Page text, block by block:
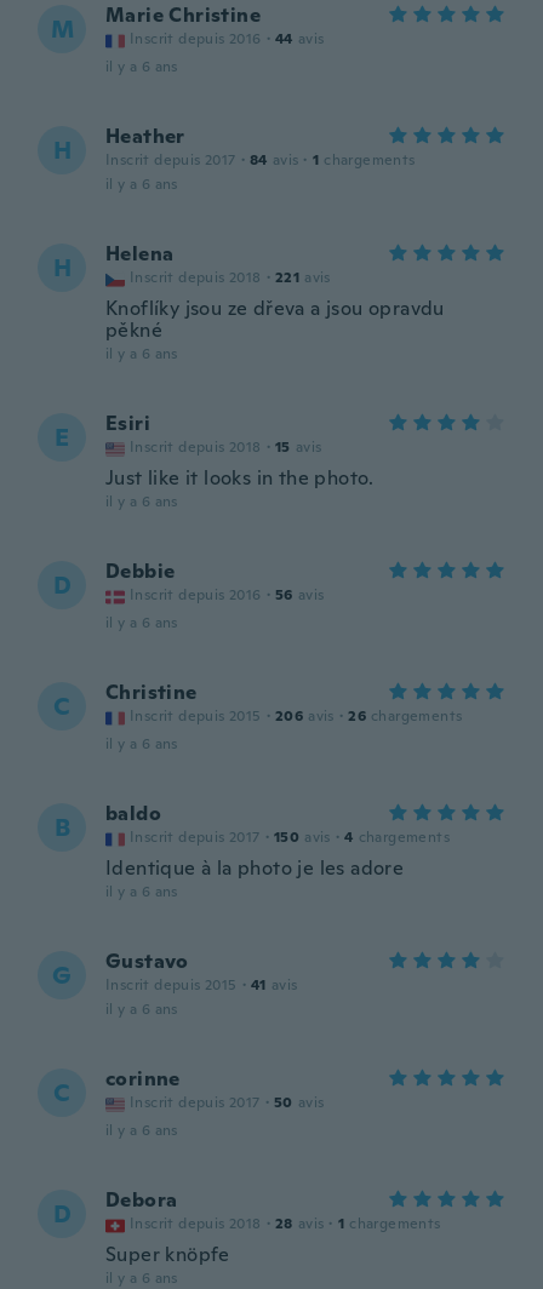
M Marie Christine
Inscrit depuis 2016 · 44 avis
il y a 6 ans
H Heather
Inscrit depuis 2017 · 84 avis · 1 chargements
il y a 6 ans
H Helena
Inscrit depuis 2018 · 221 avis
Knoflíky jsou ze dřeva a jsou opravdu
pěkné
il y a 6 ans
E Esiri
Inscrit depuis 2018 · 15 avis
Just like it looks in the photo.
il y a 6 ans
D Debbie
Inscrit depuis 2016 · 56 avis
il y a 6 ans
C Christine
Inscrit depuis 2015 · 206 avis · 26 chargements
il y a 6 ans
B baldo
Inscrit depuis 2017 · 150 avis · 4 chargements
Identique à la photo je les adore
il y a 6 ans
G Gustavo
Inscrit depuis 2015 · 41 avis
il y a 6 ans
C corinne
Inscrit depuis 2017 · 50 avis
il y a 6 ans
D Debora
Inscrit depuis 2018 · 28 avis · 1 chargements
Super knöpfe
il y a 6 ans